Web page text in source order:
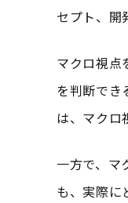
セプト、開
マクロ視点
を判断でき
は、マクロ
一方で、マ
も、実際に